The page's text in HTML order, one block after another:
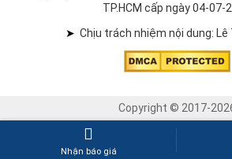
TP.HCM cấp ngày 04-07-
➤ Chịu trách nhiệm nội dung: Lê
Copyright © 2017-
Nhận báo giá